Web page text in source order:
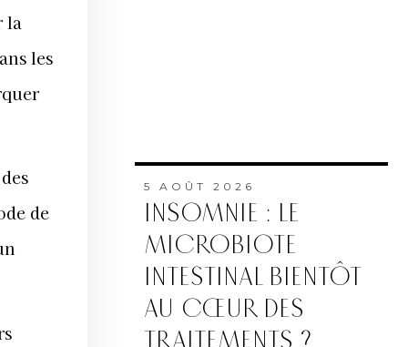
la
les
de
5 AOÛT 2026
INSOMNIE : LE
MICROBIOTE
INTESTINAL BIENTÔT
AU CŒUR DES